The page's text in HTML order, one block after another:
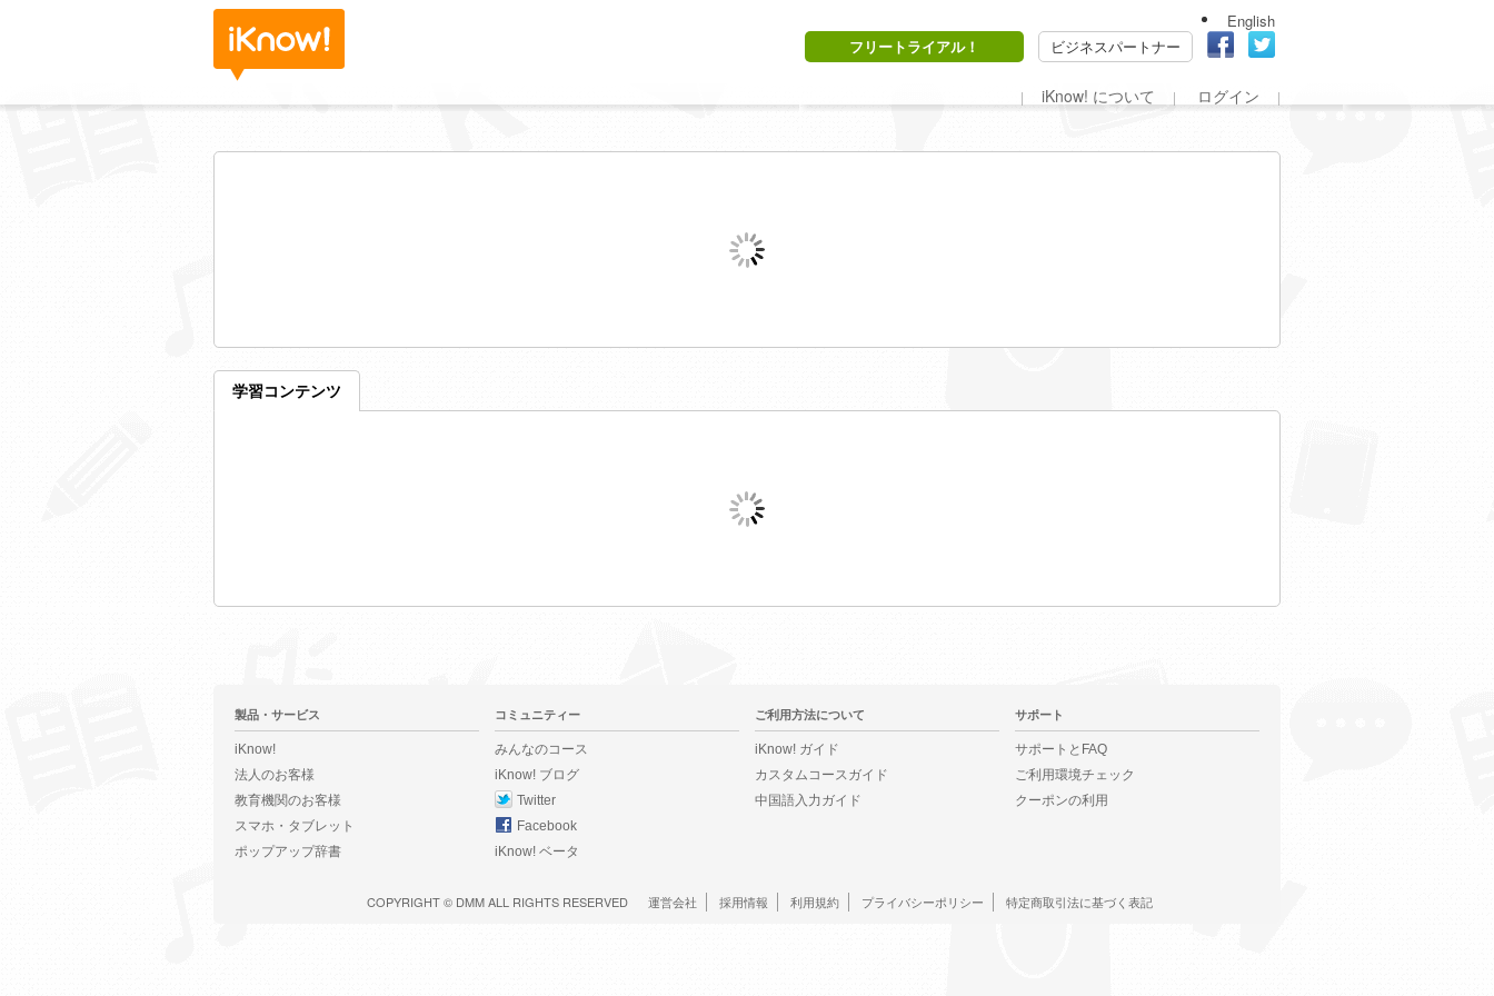
English
フリートライアル！
ビジネスパートナー
iKnow! について ログイン
学習コンテンツ
製品・サービス
iKnow!
法人のお客様
教育機関のお客様
スマホ・タブレット
ポップアップ辞書
コミュニティー
みんなのコース
iKnow! ブログ
Twitter
Facebook
iKnow! ベータ
ご利用方法について
iKnow! ガイド
カスタムコースガイド
中国語入力ガイド
サポート
サポートとFAQ
ご利用環境チェック
クーポンの利用
COPYRIGHT © DMMALL RIGHTS RESERVED 運営会社 採用情報 利用規約 プライバシーポリシー 特定商取引法に基づく表記